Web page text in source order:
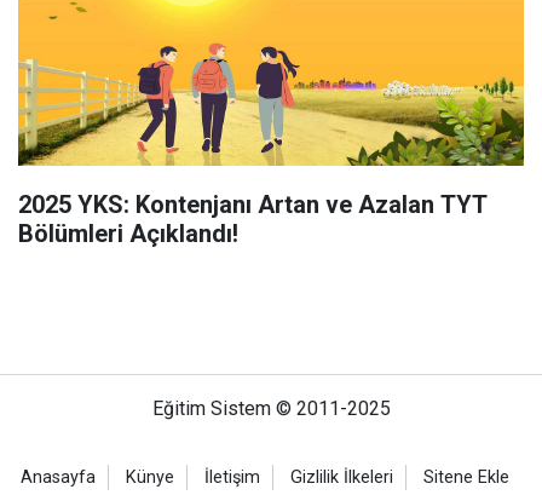
2025 YKS: Kontenjanı Artan ve Azalan TYT
Bölümleri Açıklandı!
Eğitim Sistem © 2011-2025
Anasayfa Künye İletişim Gizlilik İlkeleri Sitene Ekle